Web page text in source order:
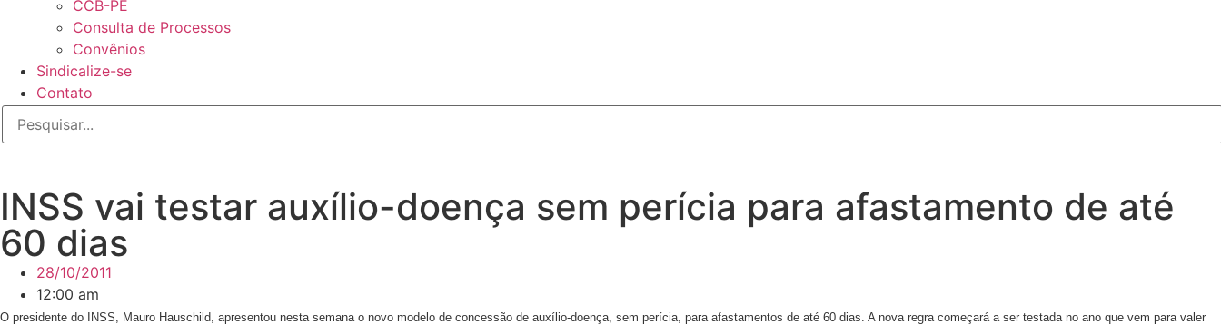
CCB-PE
Consulta de Processos
Convênios
Sindicalize-se
Contato
INSS vai testar auxílio-doença sem perícia para afastamento de até
60 dias
28/10/2011
12:00 am
O presidente do INSS, Mauro Hauschild, apresentou nesta semana o novo modelo de concessão de auxílio-doença, sem perícia, para afastamentos de até 60 dias. A nova regra começará a ser testada no ano que vem para valer